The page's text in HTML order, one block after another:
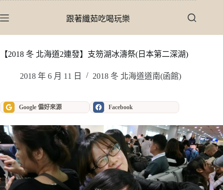
至
內
跟著纖茹吃喝玩樂
【2018 冬 北海道2連發】支笏湖冰濤祭(日本第二深湖)
2018 年 6 月 11 日 2018 冬 北海道道南(函館)
Google 偏好來源 Facebook